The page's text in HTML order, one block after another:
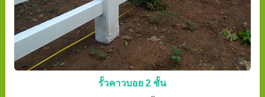
รั้วคาวบอย 2 ชั้น